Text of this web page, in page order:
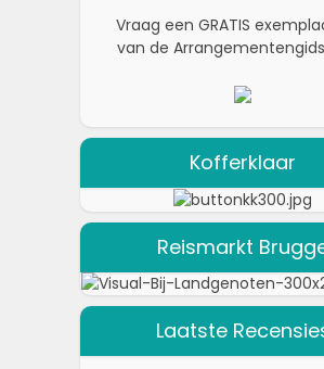
Vraag een GRATIS
van de
Kofferklaar
Reismarkt
Laatste